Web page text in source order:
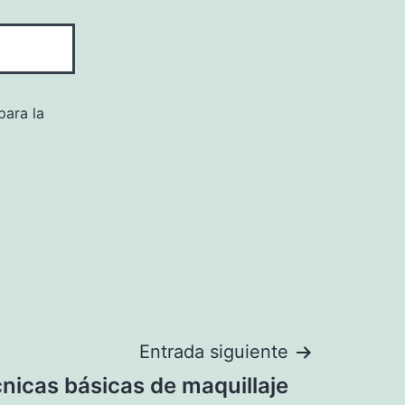
la
Entrada siguiente
básicas de maquillaje